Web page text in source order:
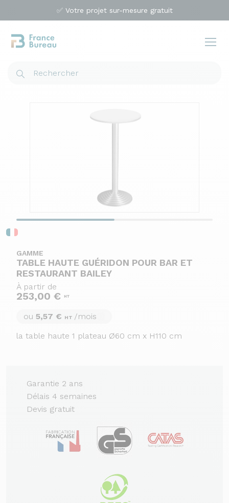
✅ Votre projet sur-mesure gratuit
GAMME
TABLE HAUTE GUÉRIDON POUR BAR ET
RESTAURANT BAILEY
À partir de
253,00 € HT
ou 5,57 € HT /mois
la table haute 1 plateau Ø60 cm x H110 cm
Garantie 2 ans
Délais 4 semaines
Devis gratuit